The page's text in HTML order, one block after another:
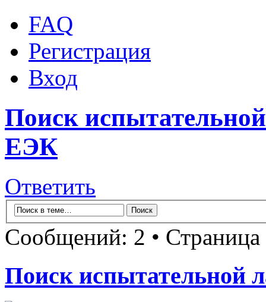
FAQ
Регистрация
Вход
Поиск
ЕЭК
Ответить
Сообщений: 2 • Страница
Поиск испытательной